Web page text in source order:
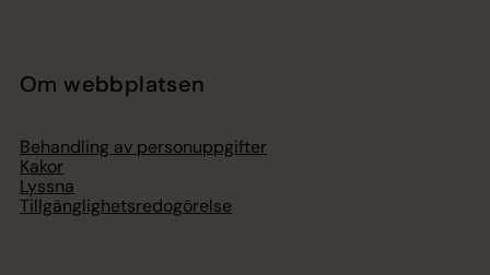
Om webbplatsen
Behandling av personuppgifter
Kakor
Lyssna
Tillgänglighetsredogörelse